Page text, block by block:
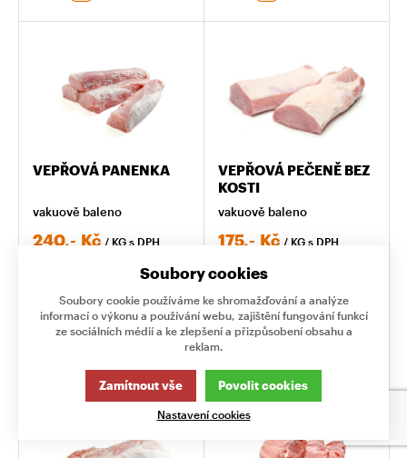
VEPŘOVÁ PANENKA
vakuově baleno
240,- Kč / KG s DPH
Řezník Vám maso
KG
KOUPIT
VEPŘOVÁ PEČENĚ BEZ
KOSTI
vakuově baleno
175,- Kč / KG s DPH
Řezník Vám maso
KG
KOUPIT
Soubory cookies
Soubory cookie používáme ke shromažďování a analýze
informací o výkonu a používání webu, zajištění fungování funkcí
ze sociálních médií a ke zlepšení a přizpůsobení obsahu a
reklam.
Zamítnout vše Povolit cookies
Nastavení cookies